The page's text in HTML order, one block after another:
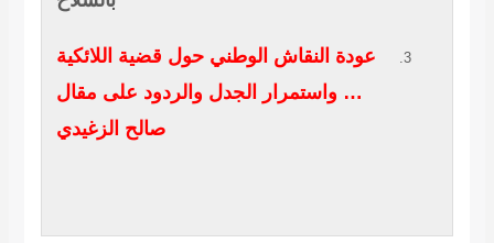
عودة النقاش الوطني حول قضية اللائكية
… واستمرار الجدل والردود على مقال
صالح الزغيدي